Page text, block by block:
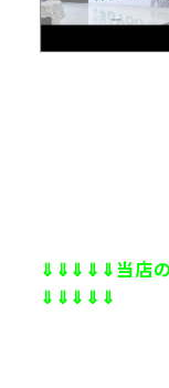
⇓⇓⇓⇓⇓当店の
⇓⇓⇓⇓⇓